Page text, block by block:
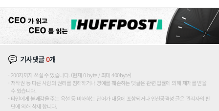
기사댓글0개
200자까지 쓰실 수 있습니다. (현재 0 byte / 최대 400byte)
저작권 등 다른 사람의 권리를 침해하거나 명예를 훼손하는 댓글은 관련 법률에 의해 제재를 받을
수 있습니다.
타인에게 불쾌감을 주는 욕설 등 비하하는 단어가 내용에 포함되거나 인신공격성 글은 관리자의 판
단에 의해 삭제 합니다.